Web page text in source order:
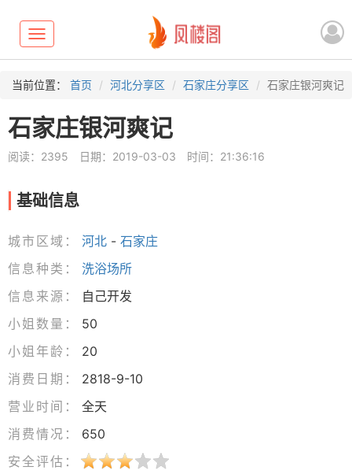
Toggle
navigation
当前位置： 首页 河北分享区 石家庄分享区 石家庄银河爽记
石家庄银河爽记
阅读：2395 日期：2019-03-03 时间：21:36:16
基础信息
城市区域： 河北 - 石家庄
信息种类：
洗浴场所
信息来源：
自己开发
小姐数量：
50
小姐年龄：
20
消费日期：
2818-9-10
营业时间：
全天
消费情况：
650
安全评估：